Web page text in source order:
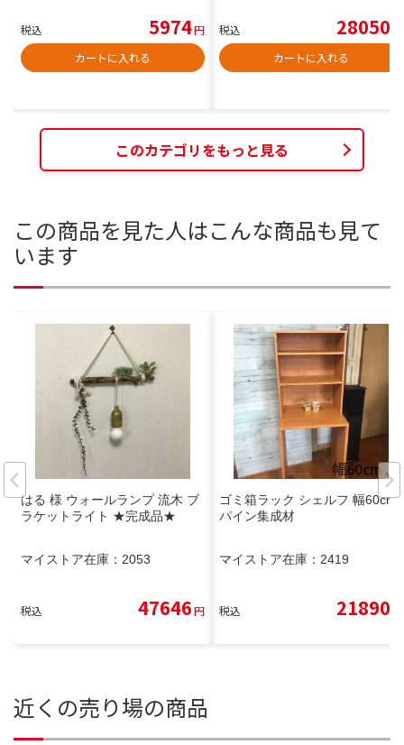
税込 5974円
カートに入れる
税込 28050
カートに入れる
このカテゴリをもっと見る
この商品を見た人はこんな商品も見て
います
はる 様 ウォールランプ 流木 ブ
ラケットライト ★完成品★
マイストア在庫： 2053
税込 47646円
ゴミ箱ラック シェルフ 幅60cm
パイン集成材
マイストア在庫： 2419
税込 21890
近くの売り場の商品